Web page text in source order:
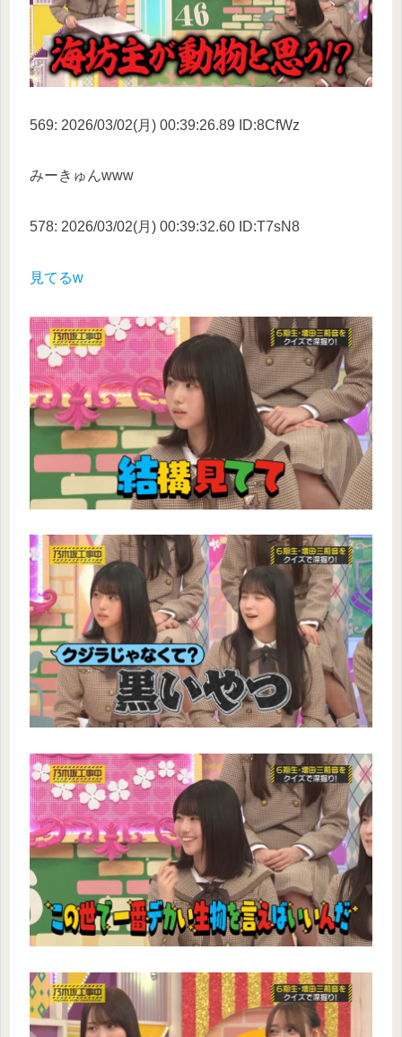
569: 2026/03/02(月) 00:39:26.89 ID:8CfWz
みーきゅんwww
578: 2026/03/02(月) 00:39:32.60 ID:T7sN8
見てるw